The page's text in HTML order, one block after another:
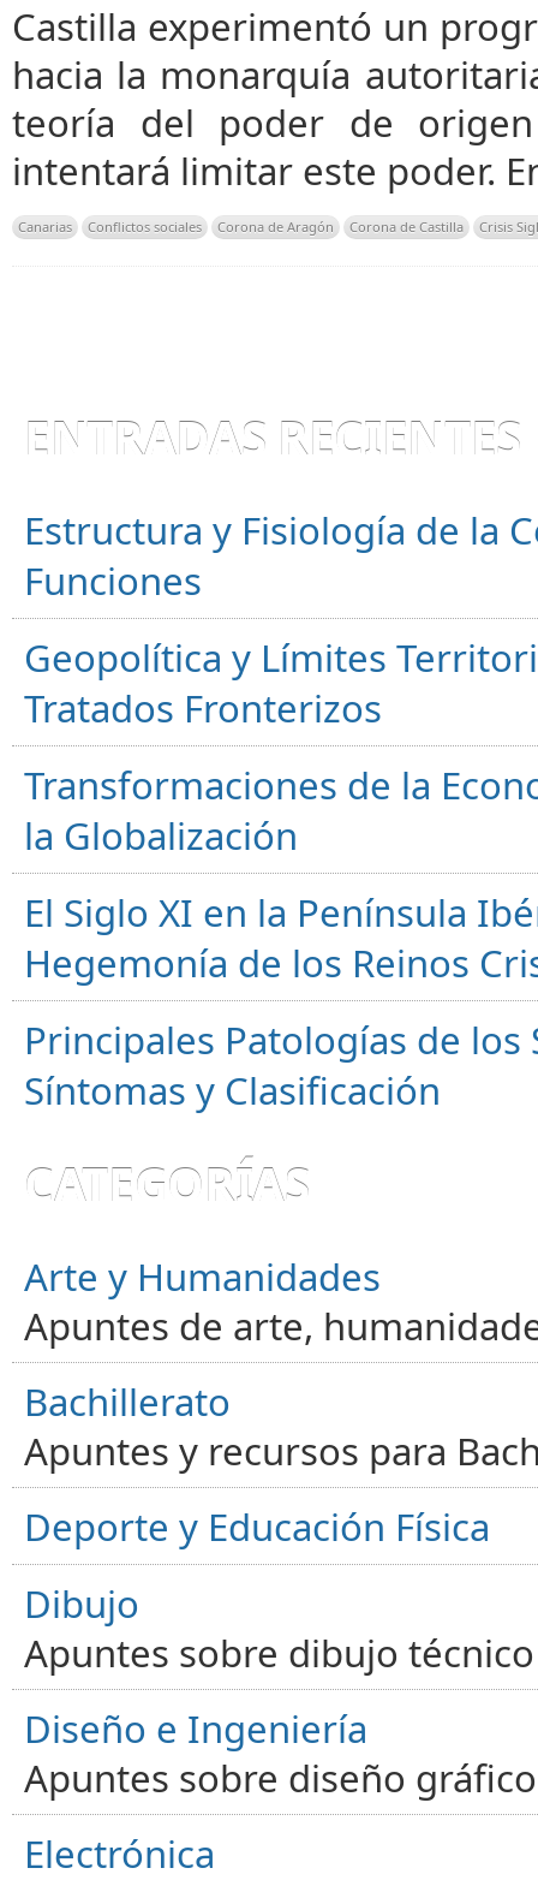
Castilla experimentó un
hacia la monarquía
teoría del poder de
intentará limitar este poder.
Canarias Conflictos sociales Corona de Aragón Corona de Castilla Crisis
ENTRADAS RECIENTES
Estructura y Fisiología de la
Funciones
Geopolítica y Límites
Tratados Fronterizos
Transformaciones de la
la Globalización
El Siglo XI en la Península
Hegemonía de los Reinos
Principales Patologías de
Síntomas y Clasificación
CATEGORÍAS
Arte y Humanidades
Apuntes de arte,
Bachillerato
Apuntes y recursos para
Deporte y Educación Física
Dibujo
Apuntes sobre dibujo
Diseño e Ingeniería
Apuntes sobre diseño
Electrónica